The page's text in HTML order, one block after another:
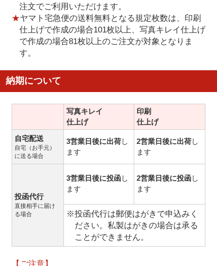
注文でご利用いただけます。
★ヤマト宅急便の送料無料となる規定枚数は、印刷
仕上げで作成の場合101枚以上、写真キレイ仕上げ
で作成の場合81枚以上のご注文が対象となりま
す。
納期について
写真キレイ
仕上げ
印刷
仕上げ
自宅配送
自宅（お手元）
に送る場合
3営業日後に出荷し
ます
2営業日後に出荷し
ます
投函代行
直接相手に届け
る場合
3営業日後に投函し
ます
2営業日後に投函し
ます
※投函代行は郵便はがきで申込みく
ださい。私製はがきの場合は承る
ことができません。
【ご注意】